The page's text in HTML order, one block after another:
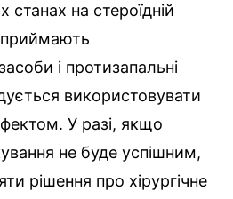
станах на стероїдній
приймають
і протизапальні
використовувати
У разі, якщо
не буде успішним,
рішення про хірургічне